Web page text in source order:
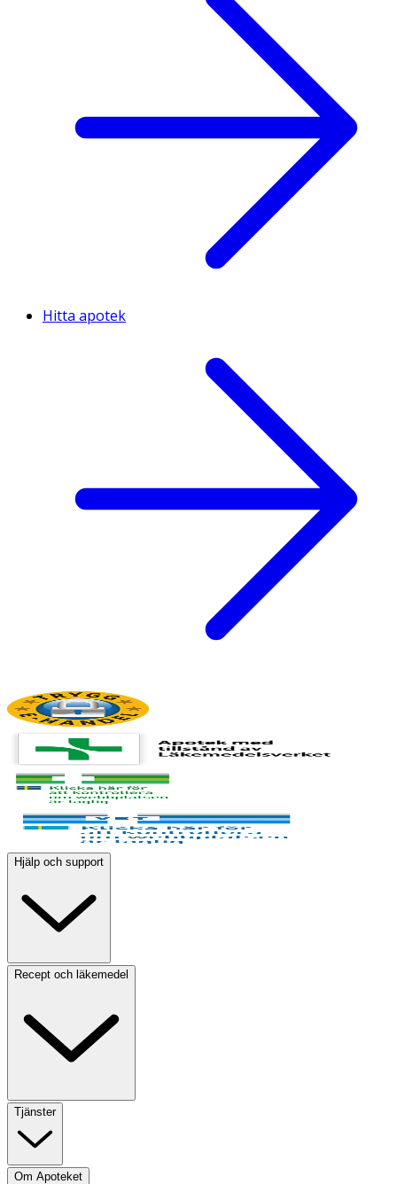
Hitta apotek
Hjälp och support
Recept och läkemedel
Tjänster
Om Apoteket